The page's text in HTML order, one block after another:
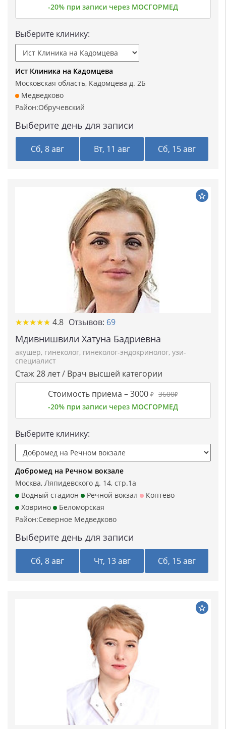
-20% при записи через МОСГОРМЕД
Выберите клинику:
Ист Клиника на Кадомцева
Московская область, Кадомцева д. 2Б
Медведково
Район:Обручевский
Выберите день для записи
Сб, 8 авг Вт, 11 авг Сб, 15 авг
★★★★★
★★★★★ 4.8 Отзывов: 69
Мдивнишвили Хатуна Бадриевна
акушер, гинеколог, гинеколог-эндокринолог, узи-
специалист
Стаж 28 лет / Врач высшей категории
Стоимость приема –3000 ₽ 3600₽
-20% при записи через МОСГОРМЕД
Выберите клинику:
Добромед на Речном вокзале
Москва, Ляпидевского д. 14, стр.1а
Водный стадион
Речной вокзал
Коптево
Ховрино
Беломорская
Район:Северное Медведково
Выберите день для записи
Сб, 8 авг Чт, 13 авг Сб, 15 авг